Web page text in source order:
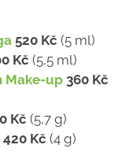
520 Kč (5 ml)
Kč (5,5 ml)
Make-up 360 Kč
Kč (5,7 g)
420 Kč (4 g)